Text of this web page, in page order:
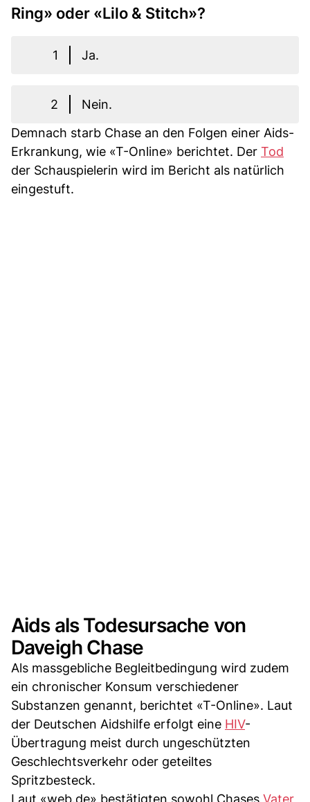
Ring» oder «Lilo & Stitch»?
1 Ja.
2
Nein.
Demnach starb Chase an den Folgen einer Aids-
Erkrankung, wie «T-Online» berichtet. Der Tod
der Schauspielerin wird im Bericht als natürlich
eingestuft.
Aids als Todesursache von
Daveigh Chase
Als massgebliche Begleitbedingung wird zudem
ein chronischer Konsum verschiedener
Substanzen genannt, berichtet «T-Online». Laut
der Deutschen Aidshilfe erfolgt eine HIV-
Übertragung meist durch ungeschützten
Geschlechtsverkehr oder geteiltes
Spritzbesteck.
Laut «web.de» bestätigten sowohl Chases Vater